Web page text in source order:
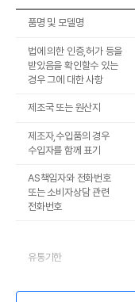
품명 및 모델명
법에 의한 인증,허가 등을
받았음을 확인할수 있는
경우 그에 대한 사항
제조국 또는 원산지
제조자,수입품의 경우
수입자를 함께 표기
AS책임자와 전화번호
또는 소비자상담 관련
전화번호
유통기한